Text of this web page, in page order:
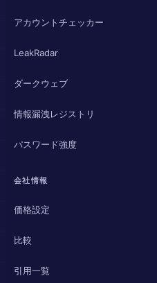
アカウントチェッカー
LeakRadar
ダークウェブ
情報漏洩レジストリ
パスワード強度
会社情報
価格設定
比較
引用一覧